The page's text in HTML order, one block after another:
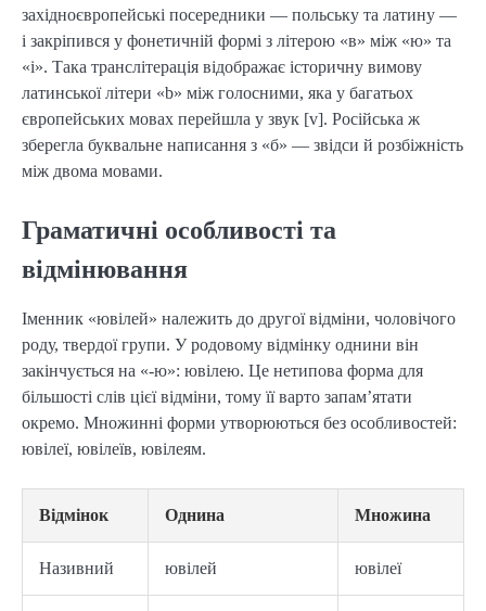
західноєвропейські посередники — польську та латину —
і закріпився у фонетичній формі з літерою «в» між «ю» та
«і». Така транслітерація відображає історичну вимову
латинської літери «b» між голосними, яка у багатьох
європейських мовах перейшла у звук [v]. Російська ж
зберегла буквальне написання з «б» — звідси й розбіжність
між двома мовами.
Граматичні особливості та
відмінювання
Іменник «ювілей» належить до другої відміни, чоловічого
роду, твердої групи. У родовому відмінку однини він
закінчується на «-ю»: ювілею. Це нетипова форма для
більшості слів цієї відміни, тому її варто запам’ятати
окремо. Множинні форми утворюються без особливостей:
ювілеї, ювілеїв, ювілеям.
Відмінок Однина Множина
Називний ювілей ювілеї